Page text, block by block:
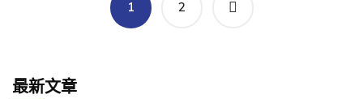
1 2
最新文章